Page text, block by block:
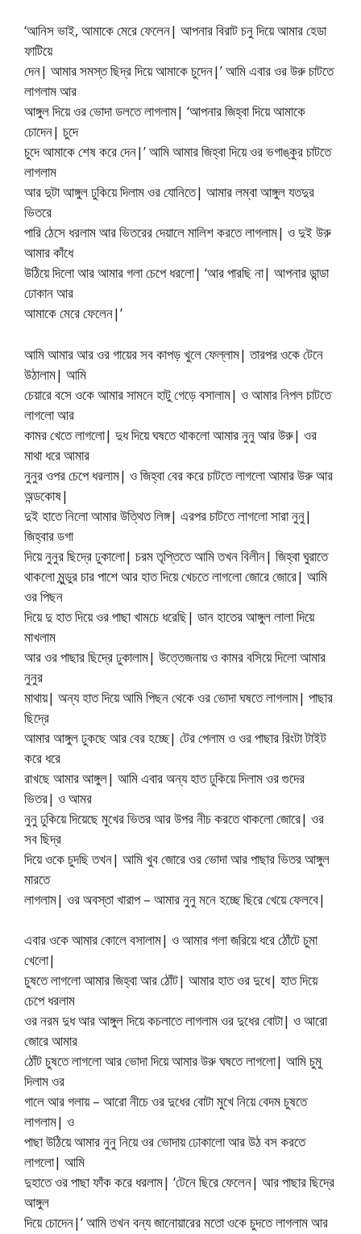
‘আনিস ভাই, আমাকে মেরে ফেলেন| আপনার বিরাট চনু দিয়ে আমার হেডা
ফাটিয়ে
দেন| আমার সমস্ত ছিদ্র দিয়ে আমাকে চুদেন|’ আমি এবার ওর উরু চাটতে
লাগলাম আর
আঙ্গুল দিয়ে ওর ভোদা ডলতে লাগলাম| ‘আপনার জিহ্বা দিয়ে আমাকে
চোদেন| চুদে
চুদে আমাকে শেষ করে দেন|’ আমি আমার জিহ্বা দিয়ে ওর ভগাঙ্কুর চাটতে
লাগলাম
আর দুটা আঙ্গুল ঢুকিয়ে দিলাম ওর যোনিতে| আমার লম্বা আঙ্গুল যতদুর
ভিতরে
পারি ঠেসে ধরলাম আর ভিতরের দেয়ালে মালিশ করতে লাগলাম| ও দুই উরু
আমার কাঁধে
উঠিয়ে দিলো আর আমার গলা চেপে ধরলো| ‘আর পারছি না| আপনার ডান্ডা
ঢোকান আর
আমাকে মেরে ফেলেন|’
আমি আমার আর ওর গায়ের সব কাপড় খুলে ফেল্লাম| তারপর ওকে টেনে
উঠালাম| আমি
চেয়ারে বসে ওকে আমার সামনে হাটু গেড়ে বসালাম| ও আমার নিপল চাটতে
লাগলো আর
কামর খেতে লাগলো| দুধ দিয়ে ঘষতে থাকলো আমার নুনু আর উরু| ওর
মাথা ধরে আমার
নুনুর ওপর চেপে ধরলাম| ও জিহ্বা বের করে চাটতে লাগলো আমার উরু আর
অন্ডকোষ|
দুই হাতে নিলো আমার উত্থিত লিঙ্গ| এরপর চাটতে লাগলো সারা নুনু|
জিহ্বার ডগা
দিয়ে নুনুর ছিদ্রে ঢুকালো| চরম তৃপ্তিতে আমি তখন বিলীন| জিহ্বা ঘুরাতে
থাকলো মুন্ডুর চার পাশে আর হাত দিয়ে খেচতে লাগলো জোরে জোরে| আমি
ওর পিছন
দিয়ে দু হাত দিয়ে ওর পাছা খামচে ধরেছি| ডান হাতের আঙ্গুল লালা দিয়ে
মাখলাম
আর ওর পাছার ছিদ্রে ঢুকালাম| উত্তেজনায় ও কামর বসিয়ে দিলো আমার
নুনুর
মাথায়| অন্য হাত দিয়ে আমি পিছন থেকে ওর ভোদা ঘষতে লাগলাম| পাছার
ছিদ্রে
আমার আঙ্গুল ঢুকছে আর বের হচ্ছে| টের পেলাম ও ওর পাছার রিংটা টাইট
করে ধরে
রাখছে আমার আঙ্গুল| আমি এবার অন্য হাত ঢুকিয়ে দিলাম ওর গুদের
ভিতর| ও আমর
নুনু ঢুকিয়ে দিয়েছে মুখের ভিতর আর উপর নীচ করতে থাকলো জোরে| ওর
সব ছিদ্র
দিয়ে ওকে চুদছি তখন| আমি খুব জোরে ওর ভোদা আর পাছার ভিতর আঙ্গুল
মারতে
লাগলাম| ওর অবস্তা খারাপ – আমার নুনু মনে হচ্ছে ছিরে খেয়ে ফেলবে|
এবার ওকে আমার কোলে বসালাম| ও আমার গলা জরিয়ে ধরে ঠোঁটে চুমা
খেলো|
চুষতে লাগলো আমার জিহ্বা আর ঠোঁট| আমার হাত ওর দুধে| হাত দিয়ে
চেপে ধরলাম
ওর নরম দুধ আর আঙ্গুল দিয়ে কচলাতে লাগলাম ওর দুধের বোটা| ও আরো
জোরে আমার
ঠোঁট চুষতে লাগলো আর ভোদা দিয়ে আমার উরু ঘষতে লাগলো| আমি চুমু
দিলাম ওর
গালে আর গলায় – আরো নীচে ওর দুধের বোটা মুখে নিয়ে বেদম চুষতে
লাগলাম| ও
পাছা উঠিয়ে আমার নুনু নিয়ে ওর ভোদায় ঢোকালো আর উঠ বস করতে
লাগলো| আমি
দুহাতে ওর পাছা ফাঁক করে ধরলাম| ‘টেনে ছিরে ফেলেন| আর পাছার ছিদ্রে
আঙ্গুল
দিয়ে চোদেন|’ আমি তখন বন্য জানোয়ারের মতো ওকে চুদতে লাগলাম আর